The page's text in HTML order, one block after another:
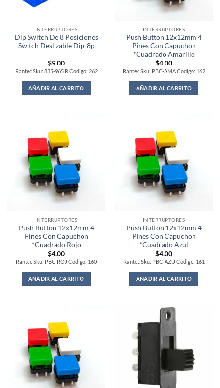
INTERRUPTORES
Dip Switch De 8 Posiciones
Switch Deslizable Dip-8p
$9.00
Rantec Sku: 835-965 R Codigo: 262
AÑADIR AL CARRITO
INTERRUPTORES
Push Button 12x12mm 4
Pines Con Capuchon
*Cuadrado Amarillo
$4.00
Rantec Sku: PBC-AMA Codigo: 162
AÑADIR AL CARRITO
INTERRUPTORES
Push Button 12x12mm 4
Pines Con Capuchon
*Cuadrado Rojo
$4.00
Rantec Sku: PBC-ROJ Codigo: 160
AÑADIR AL CARRITO
INTERRUPTORES
Push Button 12x12mm 4
Pines Con Capuchon
*Cuadrado Azul
$4.00
Rantec Sku: PBC-AZU Codigo: 161
AÑADIR AL CARRITO